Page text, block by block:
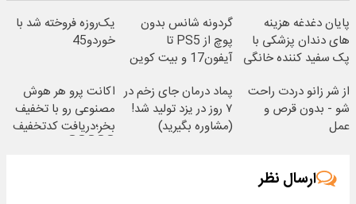
پایان دغدغه هزینه
های دندان پزشکی با
پک سفید کننده خانگی
گردونه شانس بدون
پوچ از PS5 تا
آیفون17 و بیت کوین
یک‌روزه فروخته شد با
خوردو45
از شر زانو دردت راحت
شو - بدون قرص و
عمل
پماد درمان جای زخم در
۷ روز در یزد تولید شد!
(مشاوره بگیرید)
اکانت پرو هر هوش
مصنوعی رو با تخفیف
بخر؛دریافت کدتخفیف
ارسال نظر